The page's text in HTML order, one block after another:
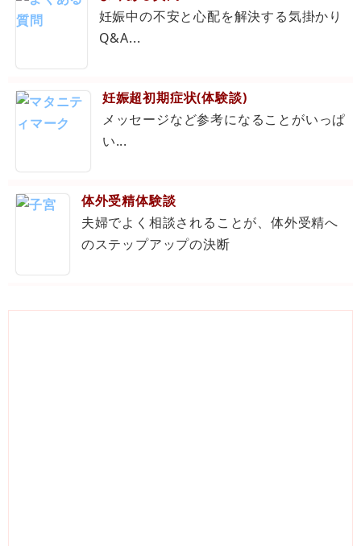
妊娠中の不安と心配を解決する気掛かり
Q&A...
妊娠超初期症状(体験談)
メッセージなど参考になることがいっぱ
い...
体外受精体験談
夫婦でよく相談されることが、体外受精へ
のステップアップの決断